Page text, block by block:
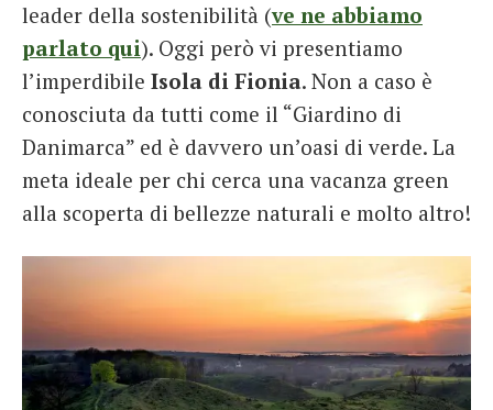
leader della sostenibilità (ve ne abbiamo
parlato qui). Oggi però vi presentiamo
l’imperdibile Isola di Fionia. Non a caso è
conosciuta da tutti come il “Giardino di
Danimarca” ed è davvero un’oasi di verde. La
meta ideale per chi cerca una vacanza green
alla scoperta di bellezze naturali e molto altro!